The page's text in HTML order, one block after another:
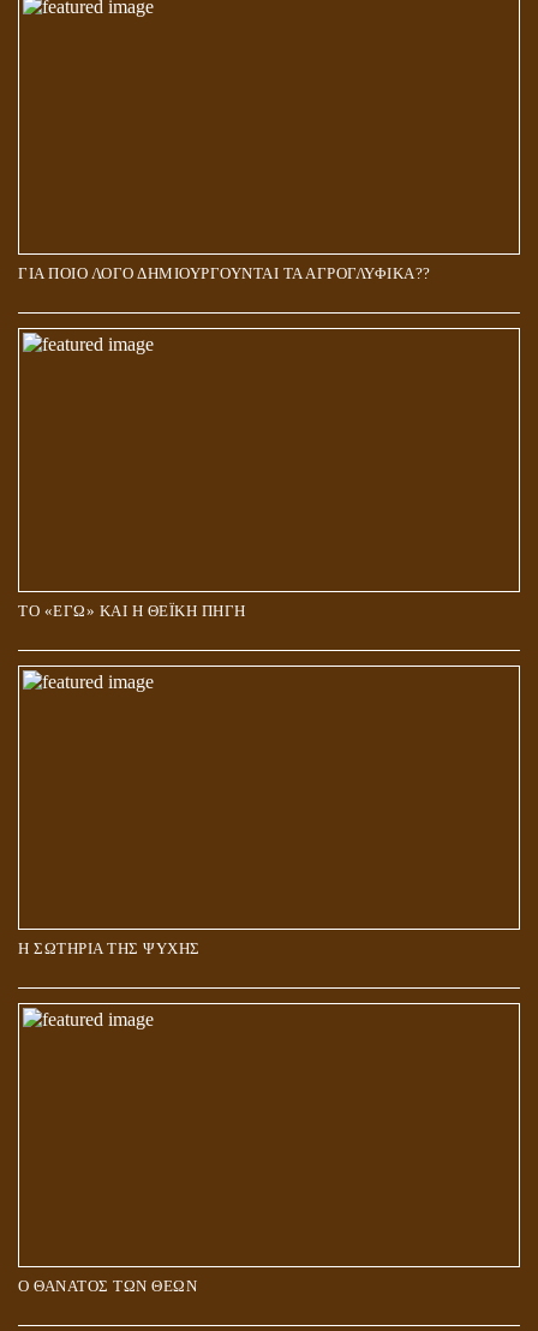
ΓΙΑ ΠΟΙΟ ΛΟΓΟ ΔΗΜΙΟΥΡΓΟΥΝΤΑΙ ΤΑ ΑΓΡΟΓΛΥΦΙΚΑ??
ΤΟ «ΕΓΩ» ΚΑΙ Η ΘΕΪΚΗ ΠΗΓΗ
Η ΣΩΤΗΡΙΑ ΤΗΣ ΨΥΧΗΣ
Ο ΘΑΝΑΤΟΣ ΤΩΝ ΘΕΩΝ